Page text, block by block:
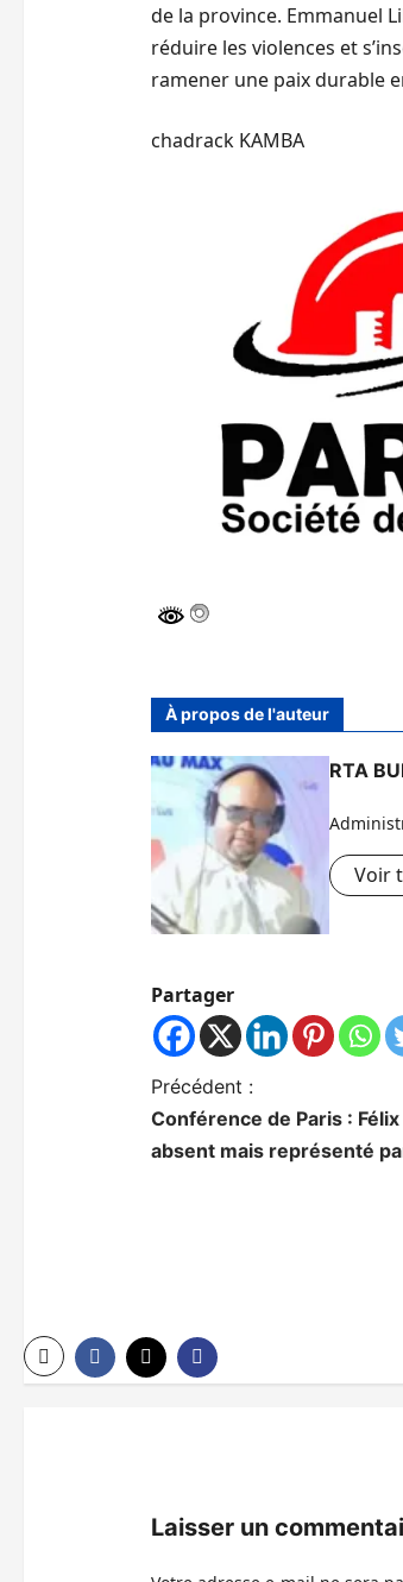
de la province. Emmanuel
réduire les violences et
ramener une paix durable
chadrack KAMBA
À propos de l'auteur
RTA
Voir
Partager
N
a
t
i
d
Précédent :
Conférence de Paris :
absent mais représenté
Laisser un